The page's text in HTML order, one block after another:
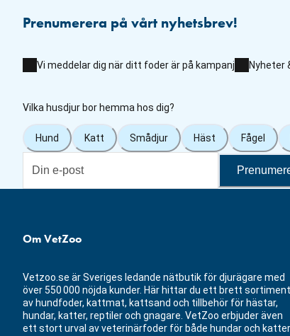
Prenumerera på vårt nyhetsbrev!
Vi meddelar dig när ditt foder är på kampanj Nyheter
Vilka husdjur bor hemma hos dig?
Hund Katt Smådjur Häst Fågel
Om VetZoo
Vetzoo.se är Sveriges ledande nätbutik för djurägare med
över 550 000 nöjda kunder. Här hittar du ett brett sortiment
av hundfoder, kattmat, kattsand och tillbehör för hästar,
hundar, katter, reptiler och gnagare. VetZoo erbjuder även
ett stort urval av veterinärfoder för både hundar och katter